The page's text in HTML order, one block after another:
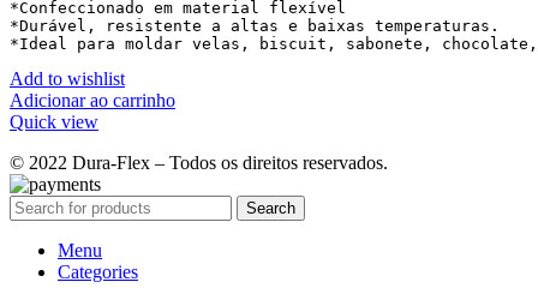
*Confeccionado em material flexível
*Durável, resistente a altas e baixas temperaturas.
*Ideal para moldar velas, biscuit, sabonete, chocolate,
Add to wishlist
Adicionar ao carrinho
Quick view
© 2022 Dura-Flex – Todos os direitos reservados.
Search
Menu
Categories